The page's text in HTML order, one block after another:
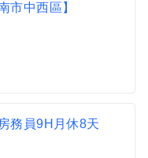
市中西區】
務員9H月休8天